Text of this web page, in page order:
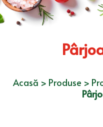
Acasă > Produse >